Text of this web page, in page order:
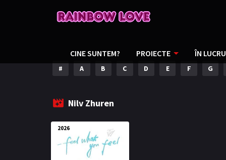
CINE SUNTEM? PROIECTE ÎN LUCRU
# A B C D E F G
Nilv Zhuren
2026